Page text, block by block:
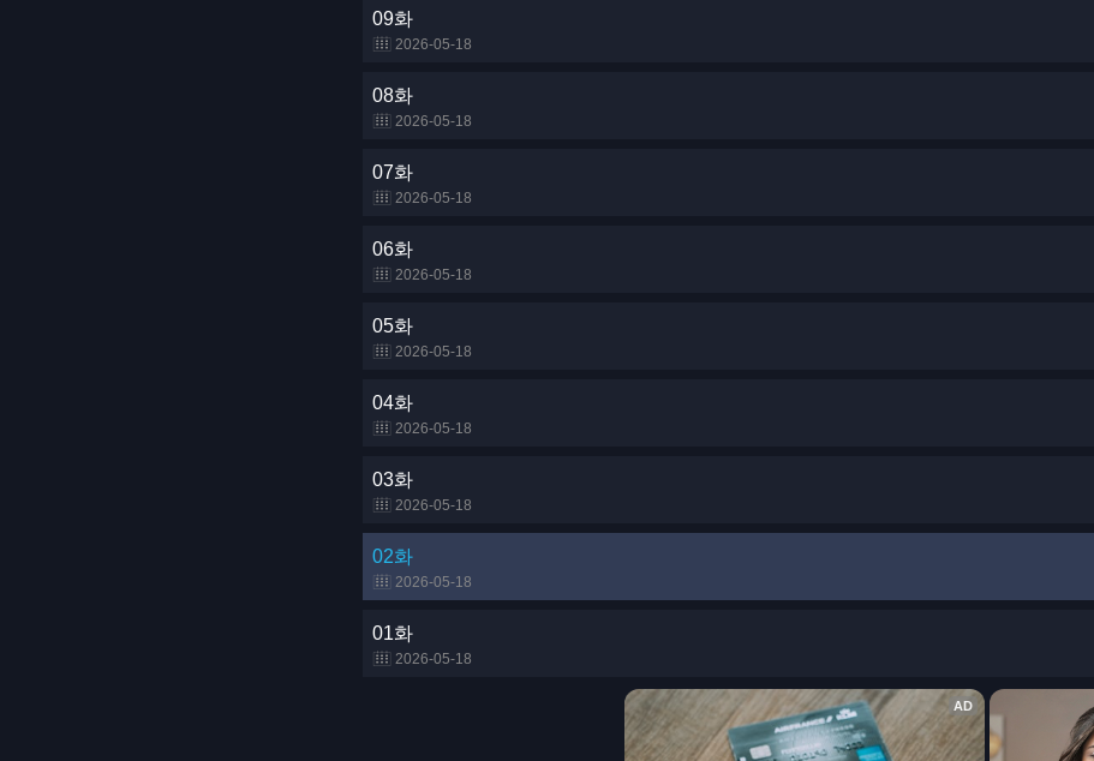
09화
2026-05-18
08화
2026-05-18
07화
2026-05-18
06화
2026-05-18
05화
2026-05-18
04화
2026-05-18
03화
2026-05-18
02화
2026-05-18
01화
2026-05-18